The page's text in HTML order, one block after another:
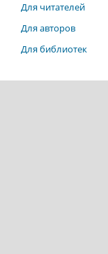
Для читателей
Для авторов
Для библиотек